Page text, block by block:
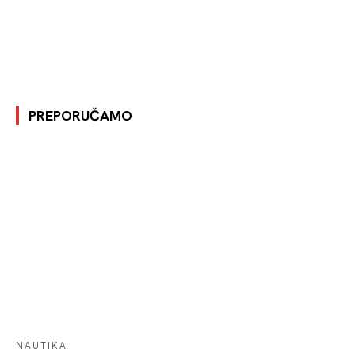
PREPORUČAMO
NAUTIKA